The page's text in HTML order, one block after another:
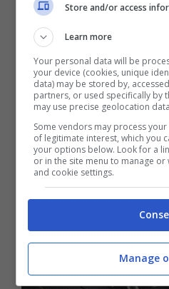
LEGGI ANCHE >>>
protocollo: “Abbiamo
Store and/or access
Learn more
Your personal data will be
your device (cookies, unique
data) may be stored by,
partners, or used specifically by
may use precise geolocation
Some vendors may process
of legitimate interest, which you
your options below. Look for a
or in the site menu to manage
and cookie settings.
Manage